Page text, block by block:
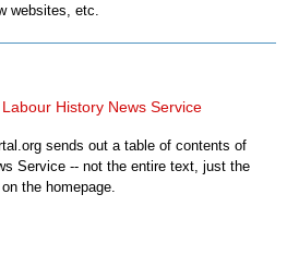
websites, etc.
History News Service
sends out a table of contents of
Service -- not the entire text, just the
the homepage.